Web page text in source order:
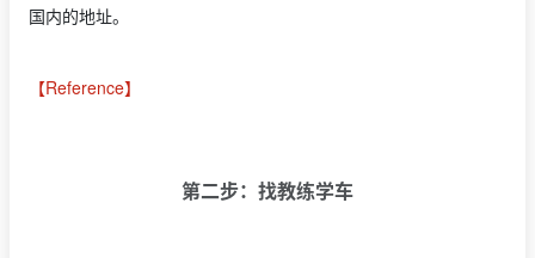
国内的地址。
【Reference】
第二步：找教练学车